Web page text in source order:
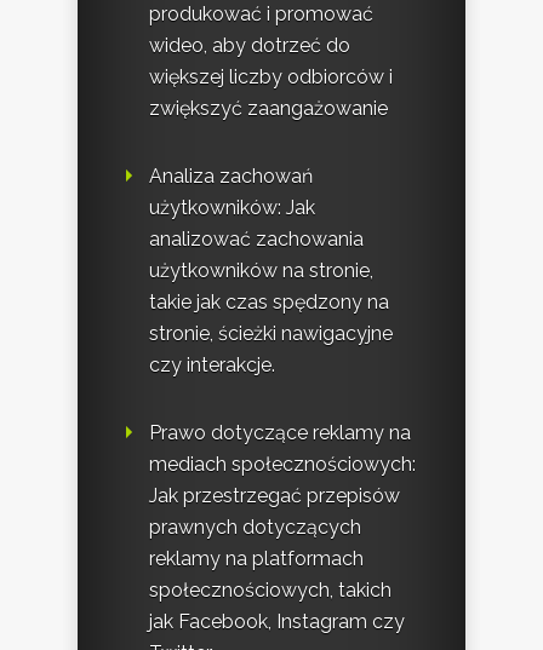
produkować i promować
wideo, aby dotrzeć do
większej liczby odbiorców i
zwiększyć zaangażowanie
Analiza zachowań
użytkowników: Jak
analizować zachowania
użytkowników na stronie,
takie jak czas spędzony na
stronie, ścieżki nawigacyjne
czy interakcje.
Prawo dotyczące reklamy na
mediach społecznościowych:
Jak przestrzegać przepisów
prawnych dotyczących
reklamy na platformach
społecznościowych, takich
jak Facebook, Instagram czy